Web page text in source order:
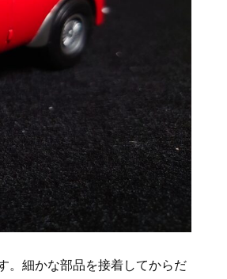
。細かな部品を接着してからだ